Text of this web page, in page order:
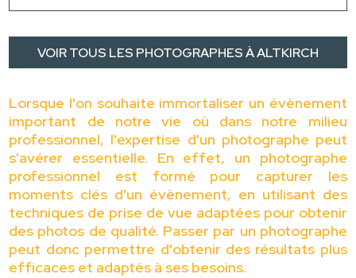
VOIR TOUS LES PHOTOGRAPHES À ALTKIRCH
Lorsque l'on souhaite immortaliser un évènement
important de notre vie où dans notre milieu
professionnel, l'expertise d'un photographe peut
s'avérer essentielle. En effet, un photographe
professionnel est formé pour capturer les
moments clés d'un évènement, en utilisant des
techniques de prise de vue adaptées pour obtenir
des photos de qualité. Passer par un photographe
peut donc permettre d'obtenir des résultats plus
efficaces et adaptés à ses besoins.